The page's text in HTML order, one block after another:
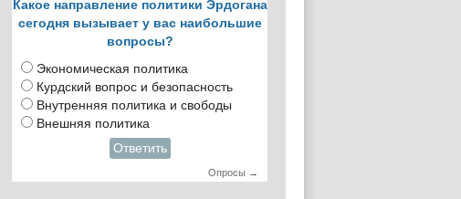
Какое направление политики Эрдогана
сегодня вызывает у вас наибольшие
вопросы?
Экономическая политика
Курдский вопрос и безопасность
Внутренняя политика и свободы
Внешняя политика
Ответить
Опросы →